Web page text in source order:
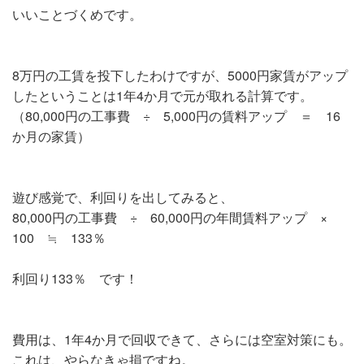
いいことづくめです。
8万円の工賃を投下したわけですが、5000円家賃がアップ
したということは1年4か月で元が取れる計算です。
（80,000円の工事費 ÷ 5,000円の賃料アップ ＝ 16
か月の家賃）
遊び感覚で、利回りを出してみると、
80,000円の工事費 ÷ 60,000円の年間賃料アップ ×
100 ≒ 133％
利回り133％ です！
費用は、1年4か月で回収できて、さらには空室対策にも。
これは、やらなきゃ損ですね。